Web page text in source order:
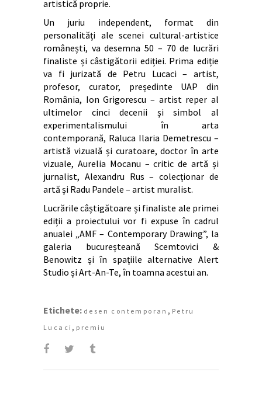
artistică proprie.
Un juriu independent, format din
personalități ale scenei cultural-artistice
românești, va desemna 50 – 70 de lucrări
finaliste și câstigătorii ediției. Prima ediție
va fi jurizată de Petru Lucaci – artist,
profesor, curator, președinte UAP din
România, Ion Grigorescu – artist reper al
ultimelor cinci decenii și simbol al
experimentalismului în arta
contemporană, Raluca Ilaria Demetrescu –
artistă vizuală și curatoare, doctor în arte
vizuale, Aurelia Mocanu – critic de artă și
jurnalist, Alexandru Rus – colecționar de
artă și Radu Pandele – artist muralist.
Lucrările câștigătoare și finaliste ale primei
ediții a proiectului vor fi expuse în cadrul
anualei „AMF – Contemporary Drawing”, la
galeria bucureșteană Scemtovici &
Benowitz și în spațiile alternative Alert
Studio și Art-An-Te, în toamna acestui an.
Etichete: desen contemporan , Petru
Lucaci, premiu